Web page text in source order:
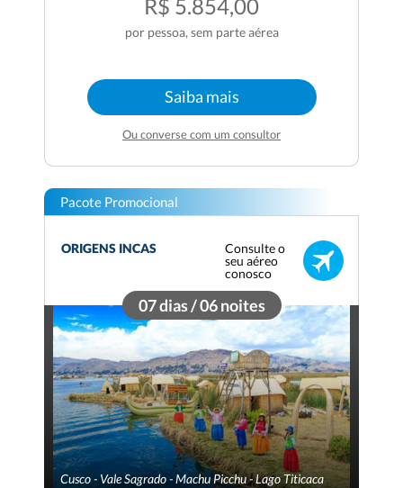
R$ 5.854,00
por pessoa, sem parte aérea
Saiba mais
Ou converse com um consultor
Pacote Promocional
ORIGENS INCAS
Consulte o
seu aéreo
conosco
07 dias / 06 noites
Cusco - Vale Sagrado - Machu Picchu - Lago Titicaca